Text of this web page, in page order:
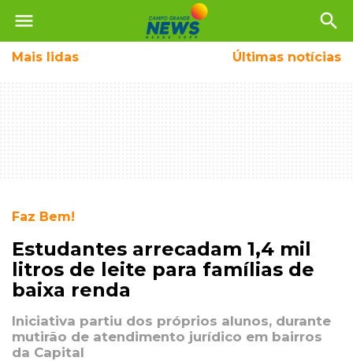
menu search
Mais lidas Últimas notícias
Faz Bem!
Estudantes arrecadam 1,4 mil
litros de leite para famílias de
baixa renda
Iniciativa partiu dos próprios alunos, durante
mutirão de atendimento jurídico em bairros
da Capital